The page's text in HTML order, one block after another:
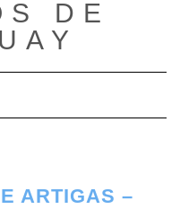
DE
modo de navegación
ARTIGAS –